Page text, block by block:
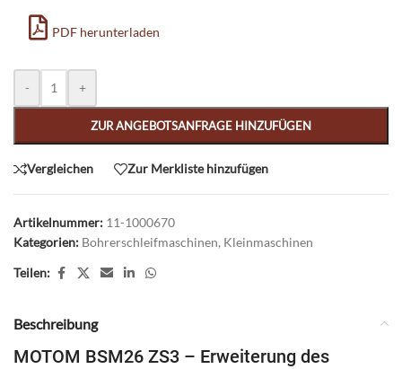
PDF herunterladen
- +
ZUR ANGEBOTSANFRAGE HINZUFÜGEN
Vergleichen Zur Merkliste hinzufügen
Artikelnummer: 11-1000670
Kategorien: Bohrerschleifmaschinen, Kleinmaschinen
Teilen:
Beschreibung
MOTOM BSM26 ZS3 – Erweiterung des